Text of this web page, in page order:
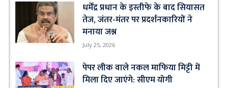
धर्मेंद्र प्रधान के इस्तीफे के बाद सियासत
तेज, जंतर-मंतर पर प्रदर्शनकारियों ने
मनाया जश्न
July 25, 2026
पेपर लीक वाले नकल माफिया मिट्टी में
मिला दिए जाएंगे: सीएम योगी